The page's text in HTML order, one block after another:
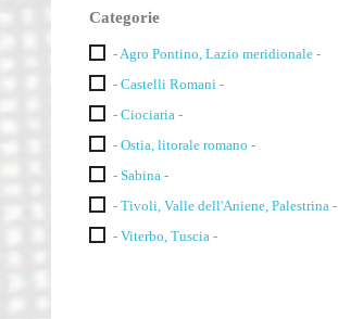
Categorie
- Agro Pontino, Lazio meridionale -
- Castelli Romani -
- Ciociaria -
- Ostia, litorale romano -
- Sabina -
- Tivoli, Valle dell'Aniene, Palestrina -
- Viterbo, Tuscia -